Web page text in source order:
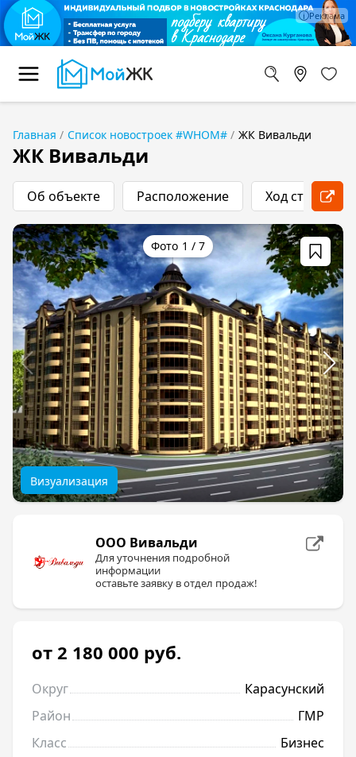
Главная Список новостроек #WHOM# ЖК Вивальди
ЖК Вивальди
Об объекте Расположение Ход
1 / 7
Визуализация
ООО Вивальди
Для уточнения подробной
информации
оставьте заявку в отдел продаж!
от 2 180 000 руб.
Округ
Карасунский
Район
ГМР
Класс
Бизнес